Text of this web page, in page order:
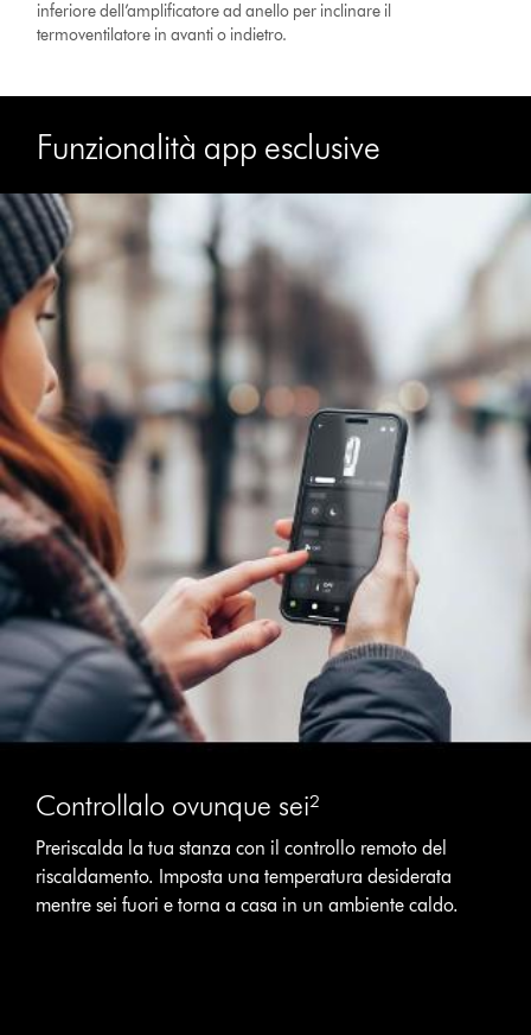
inferiore dell’amplificatore ad anello per inclinare il
termoventilatore in avanti o indietro.
Funzionalità app esclusive
Controllalo ovunque sei²
Preriscalda la tua stanza con il controllo remoto del
riscaldamento. Imposta una temperatura desiderata
mentre sei fuori e torna a casa in un ambiente caldo.